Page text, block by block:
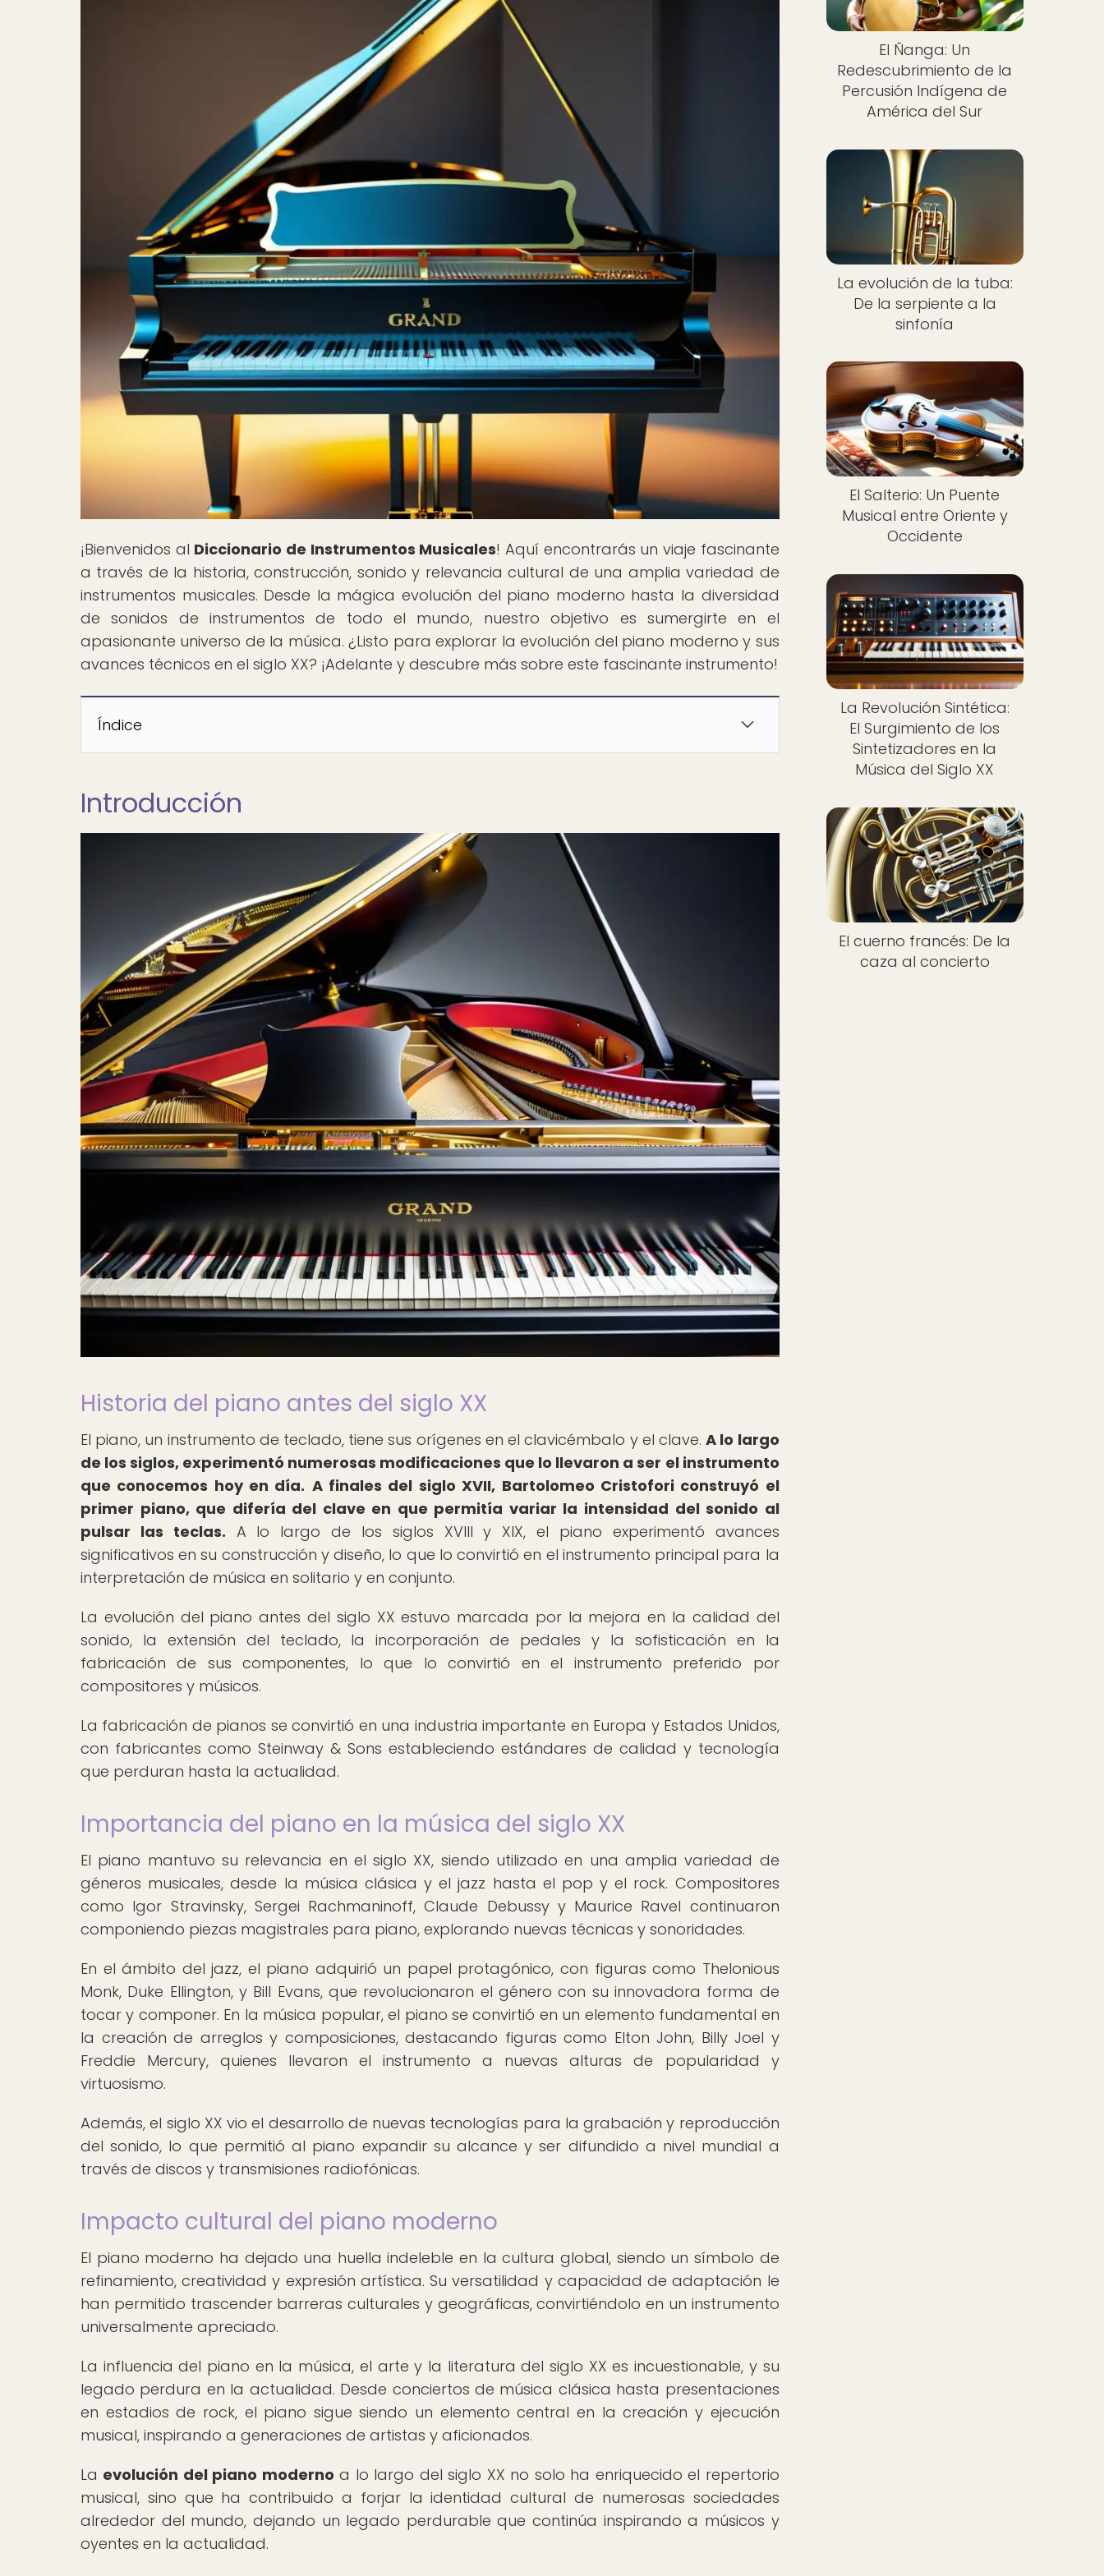
¡Bienvenidos al Diccionario de Instrumentos Musicales! Aquí encontrarás un viaje fascinante
a través de la historia, construcción, sonido y relevancia cultural de una amplia variedad de
instrumentos musicales. Desde la mágica evolución del piano moderno hasta la diversidad
de sonidos de instrumentos de todo el mundo, nuestro objetivo es sumergirte en el
apasionante universo de la música. ¿Listo para explorar la evolución del piano moderno y sus
avances técnicos en el siglo XX? ¡Adelante y descubre más sobre este fascinante instrumento!
Índice
Introducción
Historia del piano antes del siglo XX
El piano, un instrumento de teclado, tiene sus orígenes en el clavicémbalo y el clave.A lo largo
de los siglos, experimentó numerosas modificaciones que lo llevaron a ser el instrumento
que conocemos hoy en día. A finales del siglo XVII, Bartolomeo Cristofori construyó el
primer piano, que difería del clave en que permitía variar la intensidad del sonido al
pulsar las teclas. A lo largo de los siglos XVIII y XIX, el piano experimentó avances
significativos en su construcción y diseño, lo que lo convirtió en el instrumento principal para la
interpretación de música en solitario y en conjunto.
La evolución del piano antes del siglo XX estuvo marcada por la mejora en la calidad del
sonido, la extensión del teclado, la incorporación de pedales y la sofisticación en la
fabricación de sus componentes, lo que lo convirtió en el instrumento preferido por
compositores y músicos.
La fabricación de pianos se convirtió en una industria importante en Europa y Estados Unidos,
con fabricantes como Steinway & Sons estableciendo estándares de calidad y tecnología
que perduran hasta la actualidad.
Importancia del piano en la música del siglo XX
El piano mantuvo su relevancia en el siglo XX, siendo utilizado en una amplia variedad de
géneros musicales, desde la música clásica y el jazz hasta el pop y el rock. Compositores
como Igor Stravinsky, Sergei Rachmaninoff, Claude Debussy y Maurice Ravel continuaron
componiendo piezas magistrales para piano, explorando nuevas técnicas y sonoridades.
En el ámbito del jazz, el piano adquirió un papel protagónico, con figuras como Thelonious
Monk, Duke Ellington, y Bill Evans, que revolucionaron el género con su innovadora forma de
tocar y componer. En la música popular, el piano se convirtió en un elemento fundamental en
la creación de arreglos y composiciones, destacando figuras como Elton John, Billy Joel y
Freddie Mercury, quienes llevaron el instrumento a nuevas alturas de popularidad y
virtuosismo.
Además, el siglo XX vio el desarrollo de nuevas tecnologías para la grabación y reproducción
del sonido, lo que permitió al piano expandir su alcance y ser difundido a nivel mundial a
través de discos y transmisiones radiofónicas.
Impacto cultural del piano moderno
El piano moderno ha dejado una huella indeleble en la cultura global, siendo un símbolo de
refinamiento, creatividad y expresión artística. Su versatilidad y capacidad de adaptación le
han permitido trascender barreras culturales y geográficas, convirtiéndolo en un instrumento
universalmente apreciado.
La influencia del piano en la música, el arte y la literatura del siglo XX es incuestionable, y su
legado perdura en la actualidad. Desde conciertos de música clásica hasta presentaciones
en estadios de rock, el piano sigue siendo un elemento central en la creación y ejecución
musical, inspirando a generaciones de artistas y aficionados.
La evolución del piano moderno a lo largo del siglo XX no solo ha enriquecido el repertorio
musical, sino que ha contribuido a forjar la identidad cultural de numerosas sociedades
alrededor del mundo, dejando un legado perdurable que continúa inspirando a músicos y
oyentes en la actualidad.
El Ñanga: Un
Redescubrimiento de la
Percusión Indígena de
América del Sur
La evolución de la tuba:
De la serpiente a la
sinfonía
El Salterio: Un Puente
Musical entre Oriente y
Occidente
La Revolución Sintética:
El Surgimiento de los
Sintetizadores en la
Música del Siglo XX
El cuerno francés: De la
caza al concierto